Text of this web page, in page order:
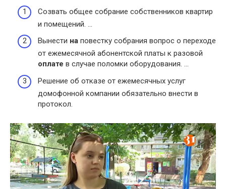
Созвать общее собрание собственников квартир
и помещений. …
Вынести на повестку собрания вопрос о переходе
от ежемесячной абонентской платы к разовой
оплате в случае поломки оборудования. …
Решение об отказе от ежемесячных услуг
домофонной компании обязательно внести в
протокол.